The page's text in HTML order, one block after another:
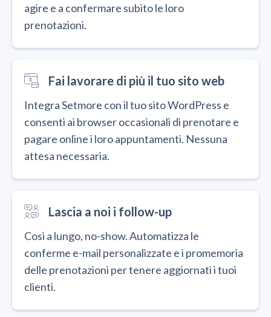
agire e a confermare subito le loro
prenotazioni.
Fai lavorare di più il tuo sito web
Integra Setmore con il tuo sito WordPress e
consenti ai browser occasionali di prenotare e
pagare online i loro appuntamenti. Nessuna
attesa necessaria.
Lascia a noi i follow-up
Così a lungo, no-show. Automatizza le
conferme e-mail personalizzate e i promemoria
delle prenotazioni per tenere aggiornati i tuoi
clienti.